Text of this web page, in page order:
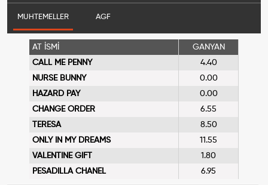
MUHTEMELLER AGF
AT İSMİ
GANYAN
CALL ME PENNY
4.40
NURSE BUNNY
0.00
HAZARD PAY
0.00
CHANGE ORDER
6.55
TERESA
8.50
ONLY IN MY DREAMS
11.55
VALENTINE GIFT
1.80
PESADILLA CHANEL
6.95